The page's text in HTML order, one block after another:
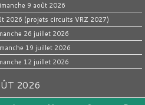
9 août 2026
2026 (projets circuits VRZ 2027)
26 juillet 2026
19 juillet 2026
12 juillet 2026
2026